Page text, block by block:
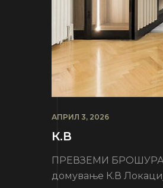
АПРИЛ 3, 2026
К.В
ПРЕВЗЕМИ БРОШУРА
домување К.В